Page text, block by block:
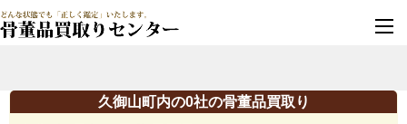
久御山町内の0社の骨董品買取り